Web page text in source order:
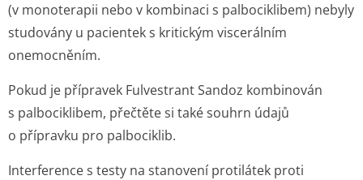
(v monoterapii nebo v kombinaci s palbociklibem) nebyly
studovány u pacientek s kritickým viscerálním
onemocněním.
Pokud je přípravek Fulvestrant Sandoz kombinován
s palbociklibem, přečtěte si také souhrn údajů
o přípravku pro palbociklib.
Interference s testy na stanovení protilátek proti